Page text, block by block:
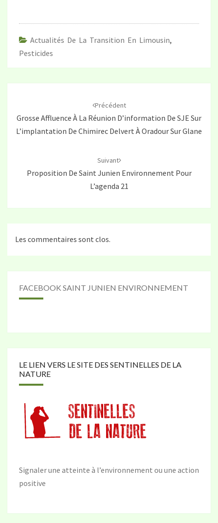
Actualités De La Transition En Limousin,
Pesticides
Précédent
Grosse Affluence À La Réunion D’information De SJE Sur
L’implantation De Chimirec Delvert À Oradour Sur Glane
Suivant
Proposition De Saint Junien Environnement Pour
L’agenda 21
Les commentaires sont clos.
FACEBOOK SAINT JUNIEN ENVIRONNEMENT
LE LIEN VERS LE SITE DES SENTINELLES DE LA
NATURE
Signaler une atteinte à l’environnement ou une action
positive